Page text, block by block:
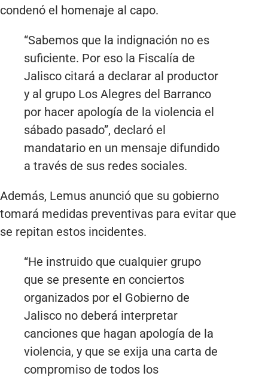
condenó el homenaje al capo.
“Sabemos que la indignación no es
suficiente. Por eso la Fiscalía de
Jalisco citará a declarar al productor
y al grupo Los Alegres del Barranco
por hacer apología de la violencia el
sábado pasado”, declaró el
mandatario en un mensaje difundido
a través de sus redes sociales.
Además, Lemus anunció que su gobierno
tomará medidas preventivas para evitar que
se repitan estos incidentes.
“He instruido que cualquier grupo
que se presente en conciertos
organizados por el Gobierno de
Jalisco no deberá interpretar
canciones que hagan apología de la
violencia, y que se exija una carta de
compromiso de todos los